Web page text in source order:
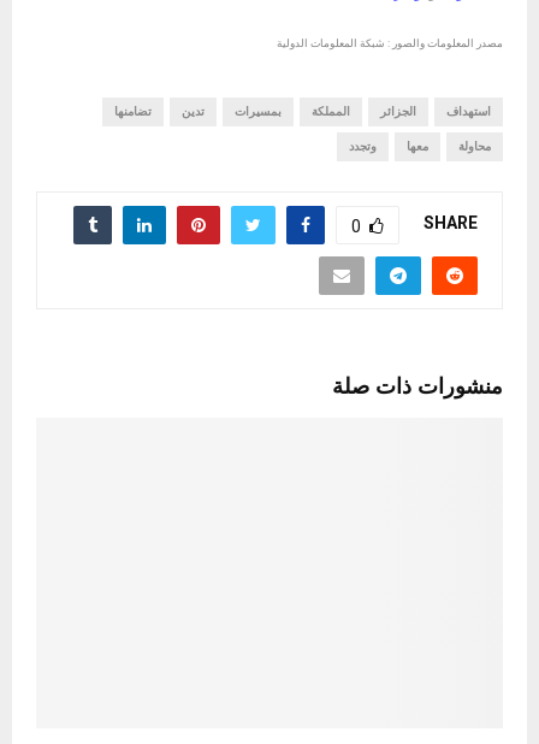
مصدر المعلومات والصور : شبكة المعلومات الدولية
استهداف الجزائر المملكة بمسيرات تدين تضامنها
محاولة معها وتجدد
SHARE
0
منشورات ذات صلة